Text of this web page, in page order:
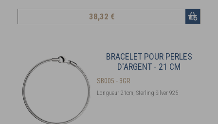
38,32 €
BRACELET POUR PERLES
D'ARGENT - 21 CM
SB005 - 3GR
Longueur 21cm, Sterling Silver 925